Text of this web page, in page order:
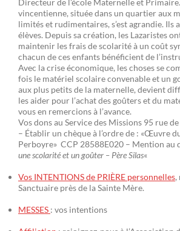
Directeur de l’école Maternelle et
vincentienne, située dans un quartier aux
limités et rudimentaires, s’est agrandie.
élèves. Depuis sa création, les Lazaristes
maintenir les frais de scolarité à un coût
chacun de ces enfants bénéficient de
Avec la crise économique, les choses se
fois le matériel scolaire convenable et un
aux plus petits de la maternelle, devient
les aider pour l’achat des goûters et du
vous en remercions à l’avance.
Vos dons au Service des Missions 95 rue
– Établir un chèque à l’ordre de : «Œuvre
Perboyre» CCP 28588E020 – Mention au
une scolarité et un goûter – Père Silas«
Vos INTENTIONS de PRIÈRE personnelles,
Sanctuaire près de la Sainte Mère.
MESSES : vos intentions